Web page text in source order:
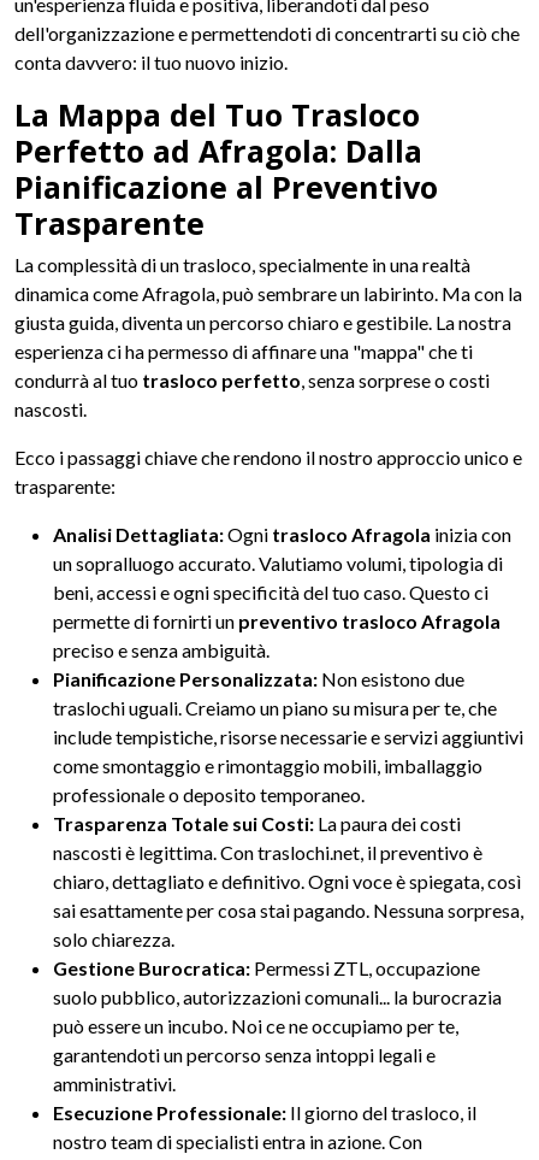
un'esperienza fluida e positiva, liberandoti dal peso
dell'organizzazione e permettendoti di concentrarti su ciò che
conta davvero: il tuo nuovo inizio.
La Mappa del Tuo Trasloco
Perfetto ad Afragola: Dalla
Pianificazione al Preventivo
Trasparente
La complessità di un trasloco, specialmente in una realtà
dinamica come Afragola, può sembrare un labirinto. Ma con la
giusta guida, diventa un percorso chiaro e gestibile. La nostra
esperienza ci ha permesso di affinare una "mappa" che ti
condurrà al tuo trasloco perfetto, senza sorprese o costi
nascosti.
Ecco i passaggi chiave che rendono il nostro approccio unico e
trasparente:
Analisi Dettagliata:Ogni trasloco Afragola inizia con
un sopralluogo accurato. Valutiamo volumi, tipologia di
beni, accessi e ogni specificità del tuo caso. Questo ci
permette di fornirti un preventivo trasloco Afragola
preciso e senza ambiguità.
Pianificazione Personalizzata: Non esistono due
traslochi uguali. Creiamo un piano su misura per te, che
include tempistiche, risorse necessarie e servizi aggiuntivi
come smontaggio e rimontaggio mobili, imballaggio
professionale o deposito temporaneo.
Trasparenza Totale sui Costi: La paura dei costi
nascosti è legittima. Con traslochi.net, il preventivo è
chiaro, dettagliato e definitivo. Ogni voce è spiegata, così
sai esattamente per cosa stai pagando. Nessuna sorpresa,
solo chiarezza.
Gestione Burocratica: Permessi ZTL, occupazione
suolo pubblico, autorizzazioni comunali... la burocrazia
può essere un incubo. Noi ce ne occupiamo per te,
garantendoti un percorso senza intoppi legali e
amministrativi.
Esecuzione Professionale: Il giorno del trasloco, il
nostro team di specialisti entra in azione. Con